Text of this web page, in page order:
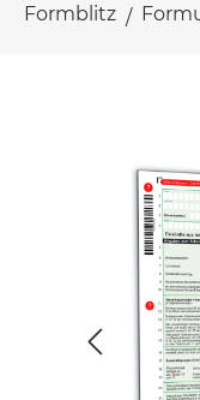
Formblitz